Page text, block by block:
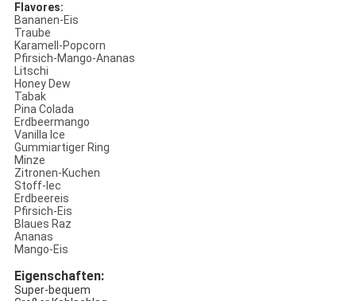
Flavores:
Bananen-Eis
Traube
Karamell-Popcorn
Pfirsich-Mango-Ananas
Litschi
Honey Dew
Tabak
Pina Colada
Erdbeermango
Vanilla Ice
Gummiartiger Ring
Minze
Zitronen-Kuchen
Stoff-Iec
Erdbeereis
Pfirsich-Eis
Blaues Raz
Ananas
Mango-Eis
Eigenschaften:
Super-bequem